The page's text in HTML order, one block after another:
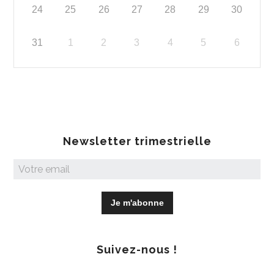
24 25 26 27 28 29 30
31 1 2 3 4 5 6
Newsletter trimestrielle
Suivez-nous !